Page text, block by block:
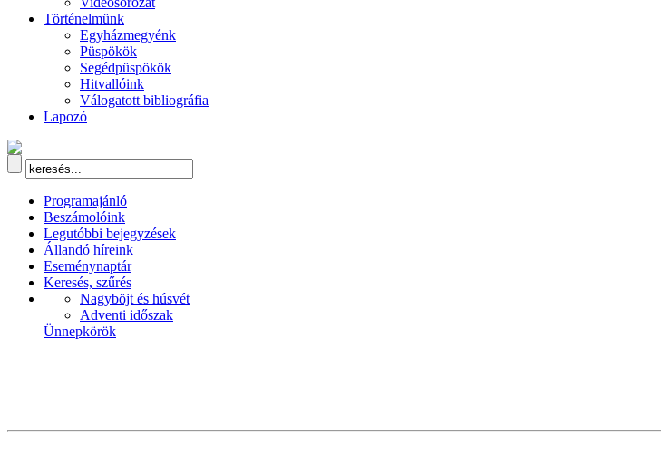
Történelmünk
Egyházmegyénk
Püspökök
Segédpüspökök
Hitvallóink
Válogatott bibliográfia
Lapozó
Programajánló
Beszámolóink
Legutóbbi bejegyzések
Állandó híreink
Eseménynaptár
Keresés, szűrés
Nagyböjt és húsvét
Adventi időszak
Ünnepkörök